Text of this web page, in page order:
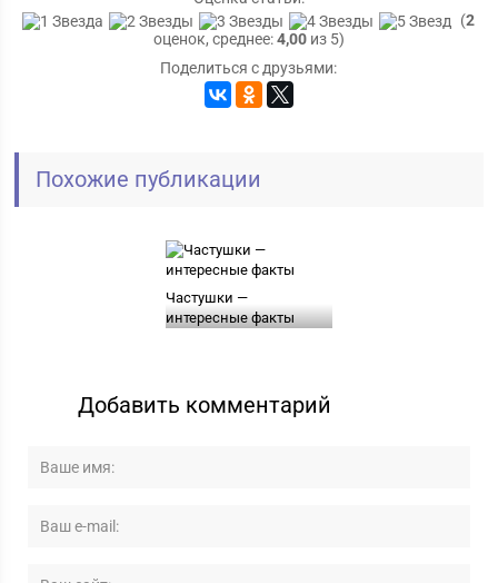
(2
оценок, среднее:4,00из 5)
Поделиться с друзьями:
Похожие публикации
Частушки —
интересные факты
Добавить комментарий